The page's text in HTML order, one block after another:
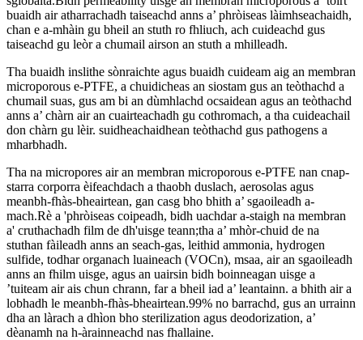
buaidh air atharrachadh taiseachd anns a’ phròiseas làimhseachaidh,
chan e a-mhàin gu bheil an stuth ro fhliuch, ach cuideachd gus
taiseachd gu leòr a chumail airson an stuth a mhilleadh.
Tha buaidh inslithe sònraichte agus buaidh cuideam aig an membran
microporous e-PTFE, a chuidicheas an siostam gus an teòthachd a
chumail suas, gus am bi an dùmhlachd ocsaidean agus an teòthachd
anns a’ chàrn air an cuairteachadh gu cothromach, a tha cuideachail
don chàrn gu lèir. suidheachaidhean teòthachd gus pathogens a
mharbhadh.
Tha na micropores air an membran microporous e-PTFE nan cnap-
starra corporra èifeachdach a thaobh duslach, aerosolas agus
meanbh-fhàs-bheairtean, gan casg bho bhith a’ sgaoileadh a-
mach.Rè a 'phròiseas coipeadh, bidh uachdar a-staigh na membran
a' cruthachadh film de dh'uisge teann;tha a’ mhòr-chuid de na
stuthan fàileadh anns an seach-gas, leithid ammonia, hydrogen
sulfide, todhar organach luaineach (VOCn), msaa, air an sgaoileadh
anns an fhilm uisge, agus an uairsin bidh boinneagan uisge a
’tuiteam air ais chun chrann, far a bheil iad a’ leantainn. a bhith air a
lobhadh le meanbh-fhàs-bheairtean.99% no barrachd, gus an urrainn
dha an làrach a dhìon bho sterilization agus deodorization, a’
dèanamh na h-àrainneachd nas fhallaine.